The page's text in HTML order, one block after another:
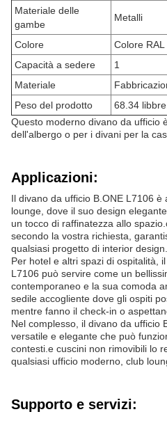
Materiale delle
gambe
Metalli
Colore
Colore
Capacità a sedere
1
Materiale
Peso del prodotto
68.34 libbre.
Questo moderno divano da ufficio
dell'albergo o per i divani per la
Applicazioni:
Il divano da ufficio B.ONE L7106
lounge, dove il suo design
un tocco di raffinatezza allo
secondo la vostra richiesta,
qualsiasi progetto di interior design.
Per hotel e altri spazi di ospitalità,
L7106 può servire come un
contemporaneo e la sua comoda
sedile accogliente dove gli ospiti
mentre fanno il check-in o
Nel complesso, il divano da ufficio
versatile e elegante che può
contesti.e cuscini non rimovibili lo
qualsiasi ufficio moderno, club
Supporto e servizi: